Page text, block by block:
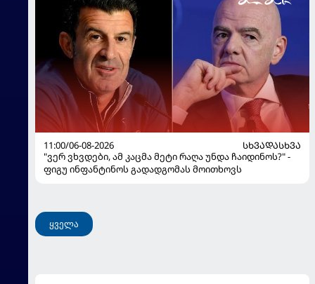
11:00/06-08-2026
ᲡᲮᲕᲐᲓᲐᲡᲮᲕᲐ
"ვერ ვხვდები, ამ კაცმა მეტი რაღა უნდა ჩაიდინოს?" -
ფიგუ ინფანტინოს გადადგომას მოითხოვს
ყველა